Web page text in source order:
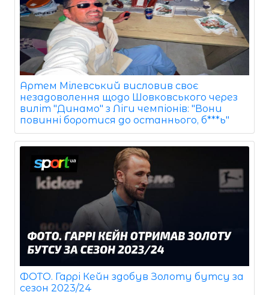
Артем Мілевський висловив своє
незадоволення щодо Шовковського через
виліт "Динамо" з Ліги чемпіонів: "Вони
повинні боротися до останнього, б***ь"
ФОТО. Гаррі Кейн здобув Золоту бутсу за
сезон 2023/24